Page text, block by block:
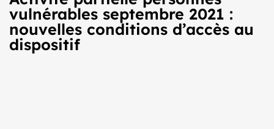
vulnérables septembre 2021 :
nouvelles conditions d’accès au
dispositif